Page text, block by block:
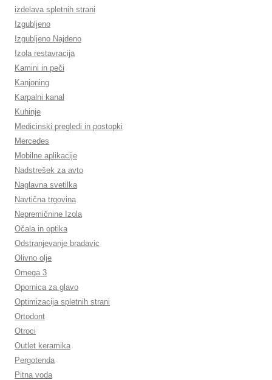
izdelava spletnih strani
Izgubljeno
Izgubljeno Najdeno
Izola restavracija
Kamini in peči
Kanjoning
Karpalni kanal
Kuhinje
Medicinski pregledi in postopki
Mercedes
Mobilne aplikacije
Nadstrešek za avto
Naglavna svetilka
Navtična trgovina
Nepremičnine Izola
Očala in optika
Odstranjevanje bradavic
Olivno olje
Omega 3
Opornica za glavo
Optimizacija spletnih strani
Ortodont
Otroci
Outlet keramika
Pergotenda
Pitna voda